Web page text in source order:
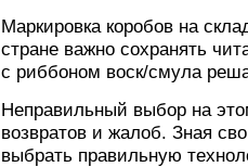
Маркировка коробов на
стране важно сохранять
с риббоном воск/смула
Неправильный выбор на
возвратов и жалоб. Зная
выбрать правильную